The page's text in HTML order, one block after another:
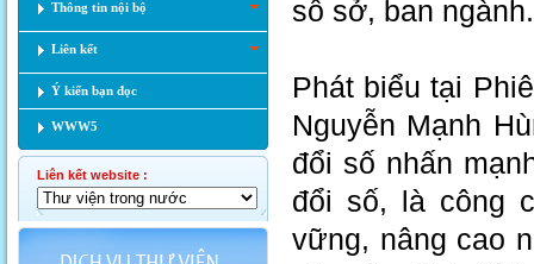
Thông tin nội bộ
Liên kết
Ý kiến bạn đọc
WWW5
Liên kết website :
số sở, ban ngành.
Phát biểu tại
Nguyễn Mạnh
đổi số nhấn
đổi số, là công
vững, nâng cao